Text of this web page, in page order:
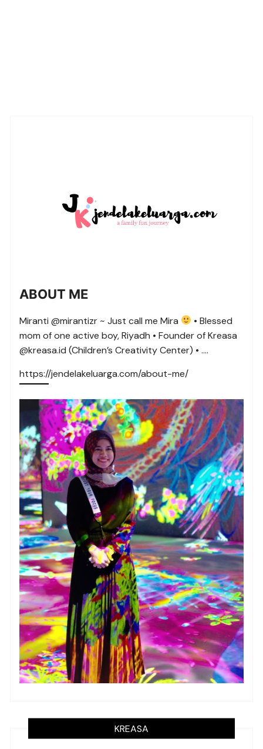
ABOUT ME
Miranti @mirantizr ~ Just call me Mira
• Blessed
mom of one active boy, Riyadh • Founder of Kreasa
@kreasa.id (Children’s Creativity Center) • ….
https://jendelakeluarga.com/about-me/
KREASA